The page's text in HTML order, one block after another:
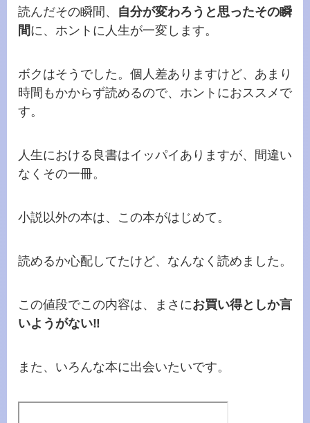
読んだその瞬間、 自分が変わろうと思ったその瞬
間に、ホントに人生が一変します。
ボクはそうでした。個人差ありますけど、あまり
時間もかからず読めるので、ホントにおススメで
す。
人生における良書はイッパイありますが、間違い
なくその一冊。
小説以外の本は、この本がはじめて。
読めるか心配してたけど、なんなく読めました。
この値段でこの内容は、まさにお買い得としか言
いようがない‼
また、いろんな本に出会いたいです。